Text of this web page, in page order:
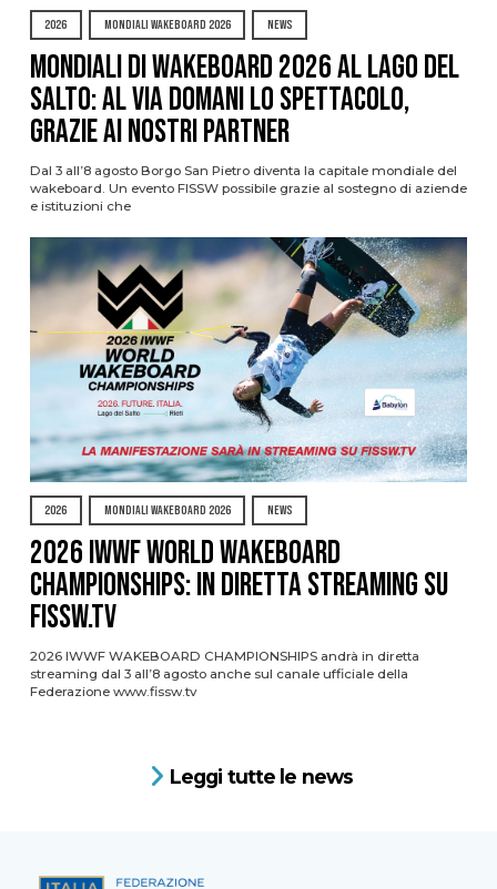
2026 MONDIALI WAKEBOARD 2026 NEWS
Mondiali di Wakeboard 2026 al Lago del
Salto: al via domani lo spettacolo,
grazie ai nostri Partner
Dal 3 all’8 agosto Borgo San Pietro diventa la capitale mondiale del
wakeboard. Un evento FISSW possibile grazie al sostegno di aziende
e istituzioni che
2026 MONDIALI WAKEBOARD 2026 NEWS
2026 IWWF WORLD WAKEBOARD
CHAMPIONSHIPS: IN DIRETTA STREAMING SU
FISSW.TV
2026 IWWF WAKEBOARD CHAMPIONSHIPS andrà in diretta
streaming dal 3 all’8 agosto anche sul canale ufficiale della
Federazione www.fissw.tv
Leggi tutte le news